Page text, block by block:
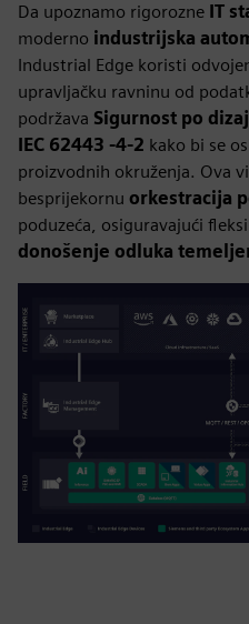
Da upoznamo rigorozne IT
moderno industrijska
Industrial Edge koristi
upravljačku ravninu od
podržava Sigurnost po
IEC 62443 -4-2 kako bi se
proizvodnih okruženja. Ova
besprijekornu orkestracija
poduzeća, osiguravajući
donošenje odluka